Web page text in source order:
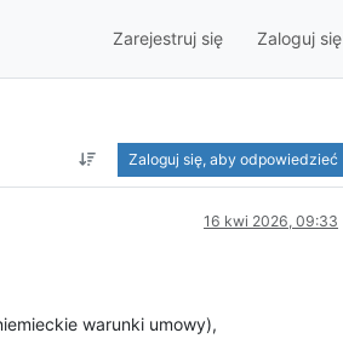
Zarejestruj się Zaloguj się
Zaloguj się, aby odpowiedzieć
16 kwi 2026, 09:33
warunki umowy),